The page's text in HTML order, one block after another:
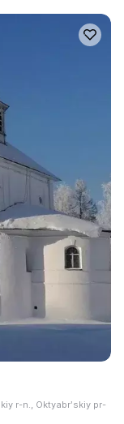
r-n., Oktyabrʹskiy pr-